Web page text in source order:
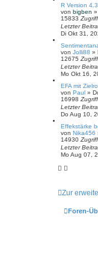
R Version
von bigben »
15833
Letzter
Di Okt 31,
von Jolli88 »
12675
Letzter
Mo Okt 16,
EFA mit
von Paul »
16998
Letzter
Do Aug 10,
Effekstärke
von Nika456
14930
Letzter
Mo Aug 07,
Zur
Foren-